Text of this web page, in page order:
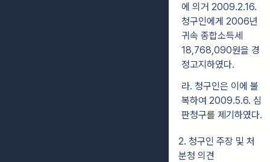
에 의거 2009.2.16.
청구인에게 2006년
귀속 종합소득세
18,768,090원을 경
정고지하였다.
라. 청구인은 이에 불
복하여 2009.5.6. 심
판청구를 제기하였다.
2. 청구인 주장 및 처
분청 의견